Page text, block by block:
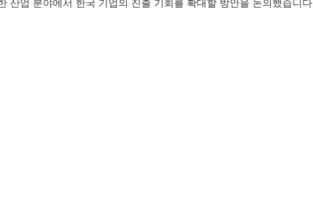
산업 분야에서 한국 기업의 진출 기회를 확대할 방안을 논의했습니다.